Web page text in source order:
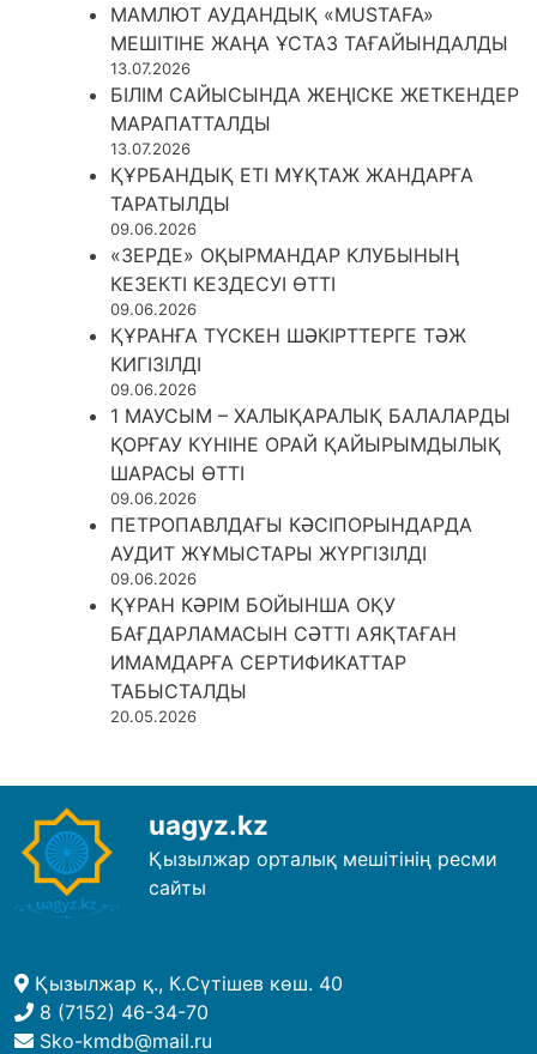
МАМЛЮТ АУДАНДЫҚ «MUSTAFA»
МЕШІТІНЕ ЖАҢА ҰСТАЗ ТАҒАЙЫНДАЛДЫ
13.07.2026
БІЛІМ САЙЫСЫНДА ЖЕҢІСКЕ ЖЕТКЕНДЕР
МАРАПАТТАЛДЫ
13.07.2026
ҚҰРБАНДЫҚ ЕТІ МҰҚТАЖ ЖАНДАРҒА
ТАРАТЫЛДЫ
09.06.2026
«ЗЕРДЕ» ОҚЫРМАНДАР КЛУБЫНЫҢ
КЕЗЕКТІ КЕЗДЕСУІ ӨТТІ
09.06.2026
ҚҰРАНҒА ТҮСКЕН ШӘКІРТТЕРГЕ ТӘЖ
КИГІЗІЛДІ
09.06.2026
1 МАУСЫМ – ХАЛЫҚАРАЛЫҚ БАЛАЛАРДЫ
ҚОРҒАУ КҮНІНЕ ОРАЙ ҚАЙЫРЫМДЫЛЫҚ
ШАРАСЫ ӨТТІ
09.06.2026
ПЕТРОПАВЛДАҒЫ КӘСІПОРЫНДАРДА
АУДИТ ЖҰМЫСТАРЫ ЖҮРГІЗІЛДІ
09.06.2026
ҚҰРАН КӘРІМ БОЙЫНША ОҚУ
БАҒДАРЛАМАСЫН СӘТТІ АЯҚТАҒАН
ИМАМДАРҒА СЕРТИФИКАТТАР
ТАБЫСТАЛДЫ
20.05.2026
uagyz.kz
Қызылжар орталық мешітінің ресми
сайты
Қызылжар қ., К.Сүтішев көш. 40
8 (7152) 46-34-70
Sko-kmdb@mail.ru